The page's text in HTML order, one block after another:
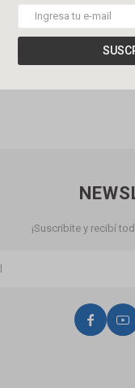
Caño Pn20
¡Suscribite y recibí
 